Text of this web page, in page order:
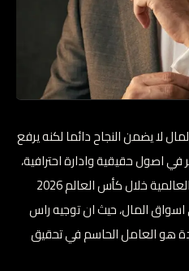
لا يضمن النجاح دائما لكنه يرفع
في اصول حقيقية وادارة احترافية،
موضحا ان ما يحدث في الملاعب العالمية خلال كأس العالم 2026
المال، حيث ان توجيه راس
هو العامل الحاسم في تحقيق